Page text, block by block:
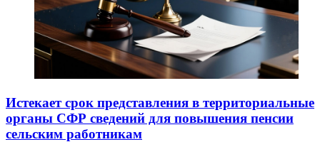
Истекает срок представления в территориальные
органы СФР сведений для повышения пенсии
сельским работникам